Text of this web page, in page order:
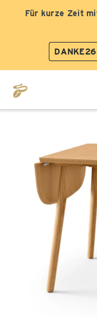
Für kurze Zeit
DANKE26